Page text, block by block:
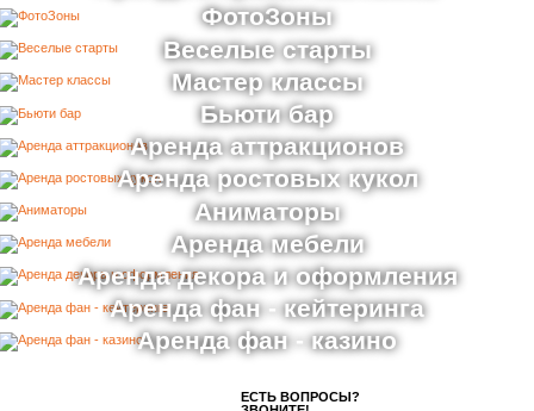
ФотоЗоны
Веселые старты
Мастер классы
Бьюти бар
Аренда аттракционов
Аренда ростовых кукол
Аниматоры
Аренда мебели
Аренда декора и оформления
Аренда фан - кейтеринга
Аренда фан - казино
ЕСТЬ ВОПРОСЫ?